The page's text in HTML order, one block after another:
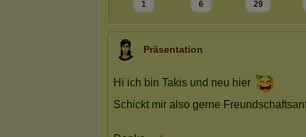
1 6 29
Präsentation